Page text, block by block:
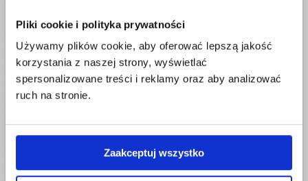
Pliki cookie i polityka prywatności
Używamy plików cookie, aby oferować lepszą jakość
korzystania z naszej strony, wyświetlać
spersonalizowane treści i reklamy oraz aby analizować
ruch na stronie.
Zaakceptuj wszystko
lokalizowania paczki Przesylarka.pl.
Paczki do Anglii - wymiary paczek w
usłudze DHL
łączna waga paczki nie może przekroczyć 30 kg;
drugi bok 50 cm.
suma obwodu podstawy i wysokości
opakowania nie może przekroczyć 300 cm,